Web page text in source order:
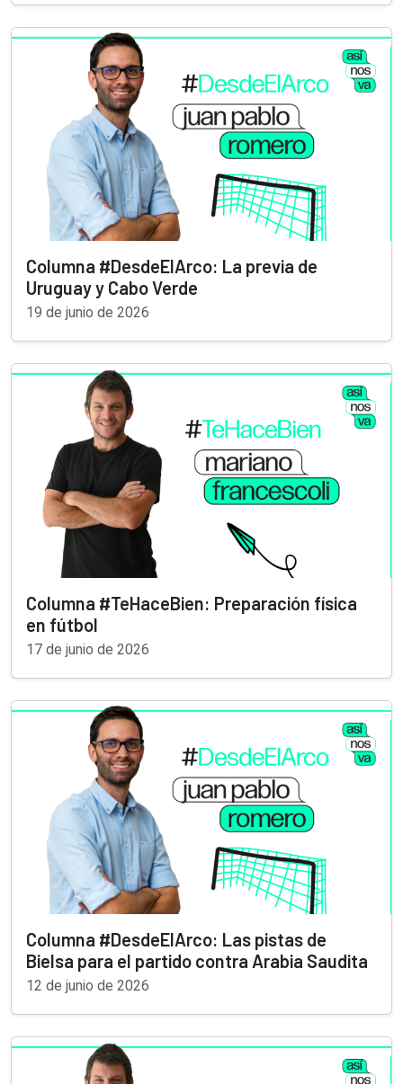
Columna #DesdeElArco: La previa de
Uruguay y Cabo Verde
19 de junio de 2026
Columna #TeHaceBien: Preparación física
en fútbol
17 de junio de 2026
Columna #DesdeElArco: Las pistas de
Bielsa para el partido contra Arabia Saudita
12 de junio de 2026